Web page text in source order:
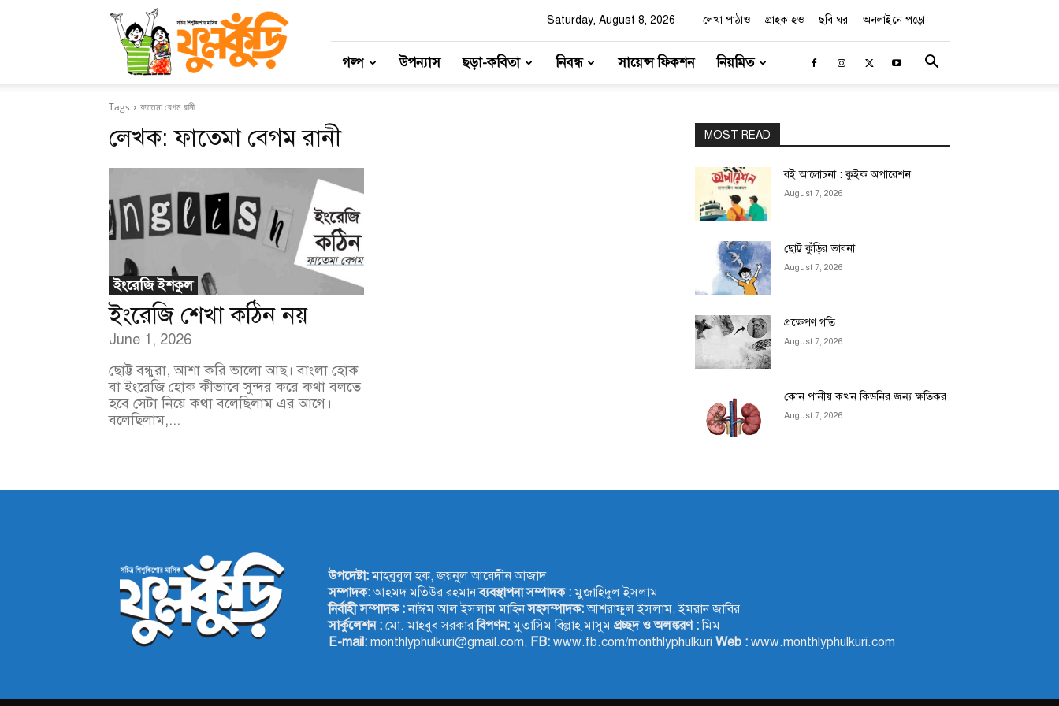
মাসিক
ফুলকুঁড়ি
Saturday, August 8, 2026 লেখা পাঠাও গ্রাহক হও ছবি ঘর অনলাইনে পড়ো
গল্প উপন্যাস ছড়া-কবিতা নিবন্ধ সায়েন্স ফিকশন নিয়মিত
Tags ফাতেমা বেগম রানী
লেখক:ফাতেমা বেগম রানী
ইংরেজি ইশকুল
ইংরেজি শেখা কঠিন নয়
June 1, 2026
ছোট্ট বন্ধুরা, আশা করি ভালো আছ। বাংলা হোক
বা ইংরেজি হোক কীভাবে সুন্দর করে কথা বলতে
হবে সেটা নিয়ে কথা বলেছিলাম এর আগে।
বলেছিলাম,...
MOST READ
বই আলোচনা : কুইক অপারেশন
August 7, 2026
ছোট্ট কুঁড়ির ভাবনা
August 7, 2026
প্রক্ষেপণ গতি
August 7, 2026
কোন পানীয় কখন কিডনির জন্য ক্ষতিকর
August 7, 2026
উপদেষ্টা:মাহবুবুল হক, জয়নুল আবেদীন আজাদ
সম্পাদক:আহমদ মতিউর রহমানব্যবস্থাপনা সম্পাদক :মুজাহিদুল ইসলাম
নির্বাহী সম্পাদক :নাঈম আল ইসলাম মাহিনসহসম্পাদক:আশরাফুল ইসলাম, ইমরান জাবির
সার্কুলেশন : মো. মাহবুব সরকারবিপণন:মুতাসিম বিল্লাহ মাসুম প্রচ্ছদ ও অলঙ্করণ :মিম
E-mail: monthlyphulkuri@gmail.com, FB: www.fb.com/monthlyphulkuri Web : www.monthlyphulkuri.com